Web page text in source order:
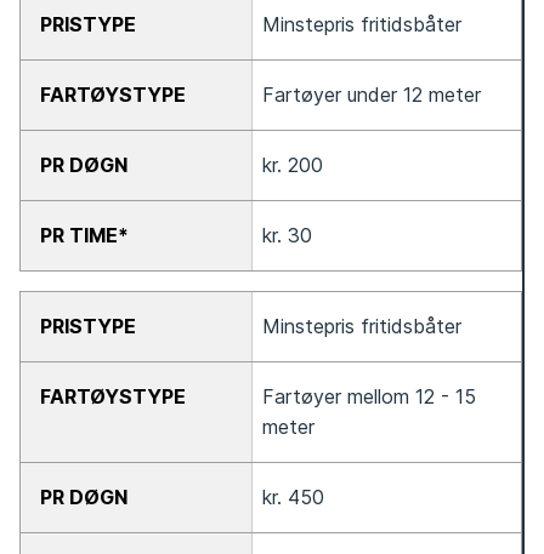
PRISTYPE
FARTØYSTYPE
PR TIME*
Minstepris fritidsbåter
Fartøyer under 12 meter
kr. 200
kr. 30
Minstepris fritidsbåter
Fartøyer mellom 12 - 15
meter
kr. 450